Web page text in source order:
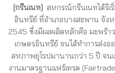
[กรีนเนท]สหกรณ์กรีนเนทได้ริเ
อินทรีย์ ที่อำเภอบางสะพาน จัง
2545 ซึ่งมีผลผลิตหลักคือ มะพร้า
เกษตรอินทรีย์ จนได้ทำการส่ง
สหภาพยุโรปมานานกว่า 5 ปี จ
งานมาตรฐานแฟร์เทรด